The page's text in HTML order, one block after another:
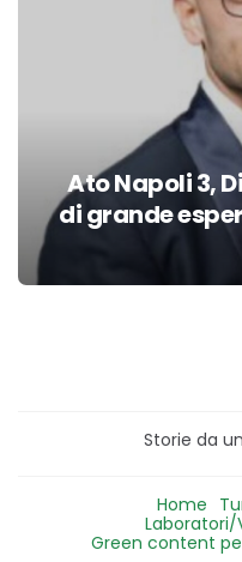
Ato Napoli 3,
di grande
Storie da
Home
Laboratori/
Green content